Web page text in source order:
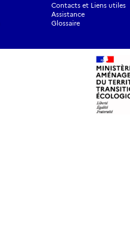
Contacts et Liens utiles
Assistance
Glossaire